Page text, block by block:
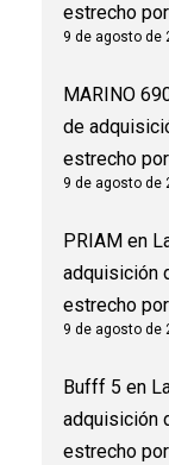
estrecho
9 de agosto de
MARINO
de
estrecho
9 de agosto de
PRIAM en
adquisición
estrecho
9 de agosto de
Bufff 5 en
adquisición
estrecho